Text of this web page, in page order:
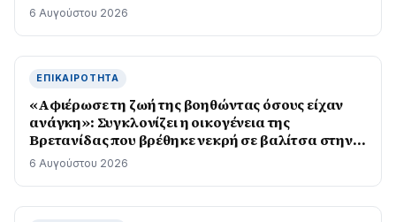
6 Αυγούστου 2026
ΕΠΙΚΑΙΡΌΤΗΤΑ
«Αφιέρωσε τη ζωή της βοηθώντας όσους είχαν
ανάγκη»: Συγκλονίζει η οικογένεια της
Βρετανίδας που βρέθηκε νεκρή σε βαλίτσα στην
Κυψέλη
6 Αυγούστου 2026